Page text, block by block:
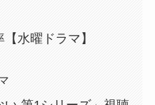
水曜ドラマ】